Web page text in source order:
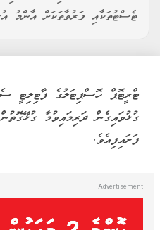
ޓެސްޓުތަކާއި ފަރުވާތަކަށް އާންމު
ޓްރީޓޮޕް ހޮސްޕިޓަލުގެ ފާޓިލިޓީ
ގުޅުވައިގެން ދަރިމައިވުމާ
ފަށައިފިއެވެ.